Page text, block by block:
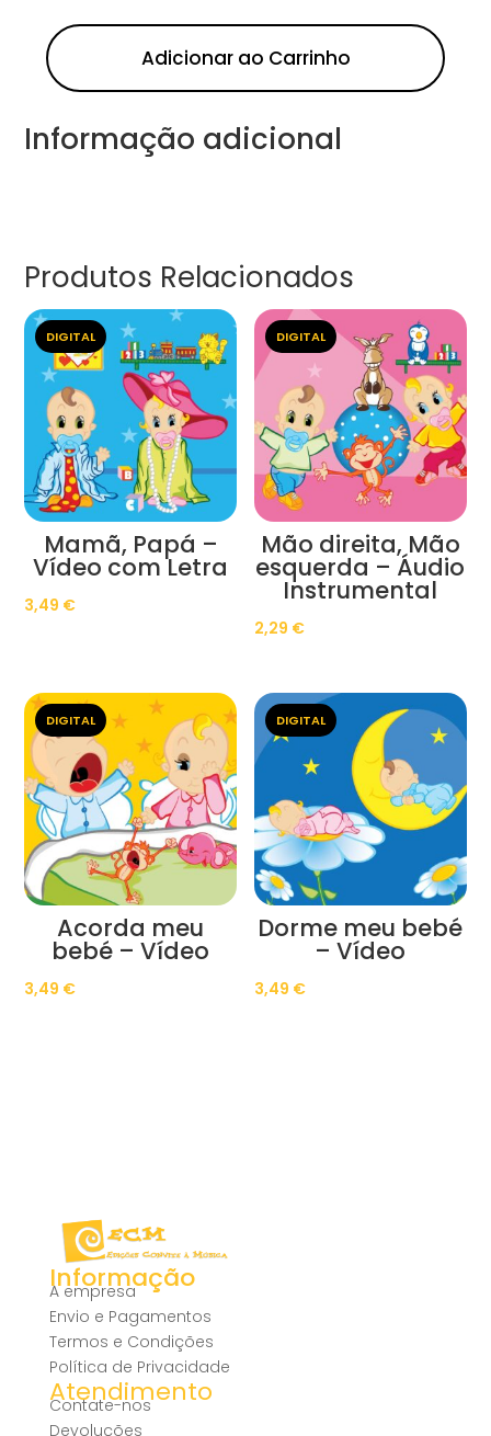
Adicionar ao Carrinho
Informação adicional
Produtos Relacionados
DIGITAL
Mamã, Papá –
Vídeo com Letra
3,49 €
DIGITAL
Mão direita, Mão
esquerda – Áudio
Instrumental
2,29 €
DIGITAL
Acorda meu
bebé – Vídeo
3,49 €
DIGITAL
Dorme meu bebé
– Vídeo
3,49 €
Informação
A empresa
Envio e Pagamentos
Termos e Condições
Política de Privacidade
Atendimento
Contate-nos
Devoluções